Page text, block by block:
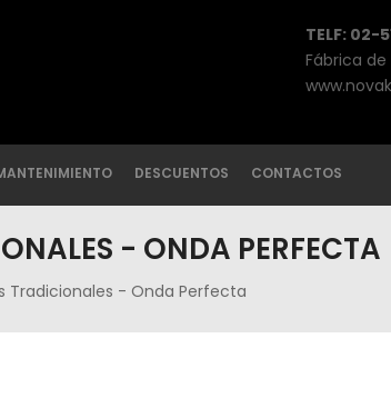
TELF: 02-
Fábrica
DESCUENTOS CONTACTOS
- ONDA PERFECTA
Tradicionales - Onda Perfecta